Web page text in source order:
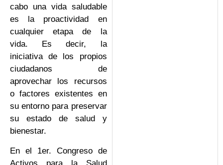
cabo una vida saludable
es la proactividad en
cualquier etapa de la
vida. Es decir, la
iniciativa de los propios
ciudadanos de
aprovechar los recursos
o factores existentes en
su entorno para preservar
su estado de salud y
bienestar.
En el 1er. Congreso de